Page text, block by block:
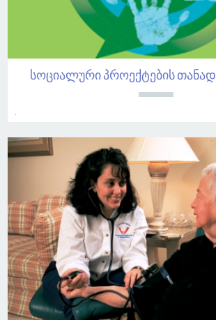
სოციალური პროექტების